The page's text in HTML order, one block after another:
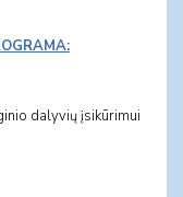
dalyvių įsikūrimui